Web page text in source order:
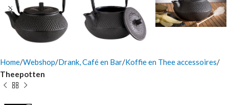
Home Webshop Drank, Café en Bar Koffie en Thee accessoires
Theepotten